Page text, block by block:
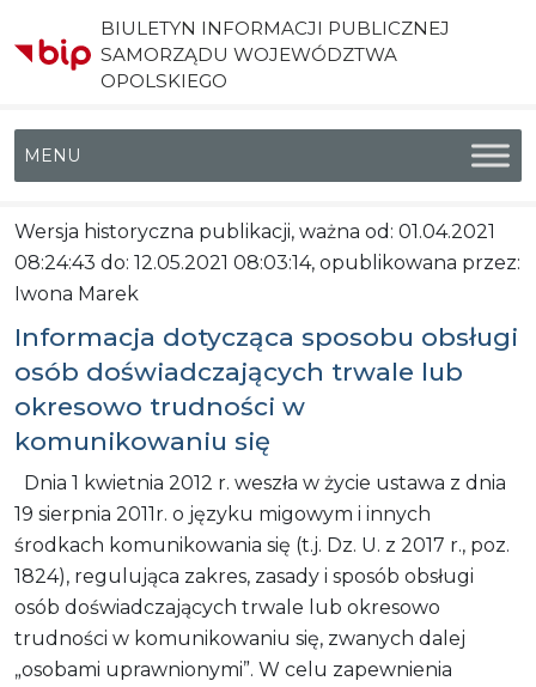
BIULETYN INFORMACJI PUBLICZNEJ
SAMORZĄDU WOJEWÓDZTWA
OPOLSKIEGO
Menu główne
Wersja historyczna publikacji, ważna od: 01.04.2021
08:24:43 do: 12.05.2021 08:03:14, opublikowana przez:
Iwona Marek
Informacja dotycząca sposobu obsługi
osób doświadczających trwale lub
okresowo trudności w
komunikowaniu się
Dnia 1 kwietnia 2012 r. weszła w życie ustawa z dnia
19 sierpnia 2011r. o języku migowym i innych
środkach komunikowania się (t.j. Dz. U. z 2017 r., poz.
1824), regulująca zakres, zasady i sposób obsługi
osób doświadczających trwale lub okresowo
trudności w komunikowaniu się, zwanych dalej
„osobami uprawnionymi”. W celu zapewnienia